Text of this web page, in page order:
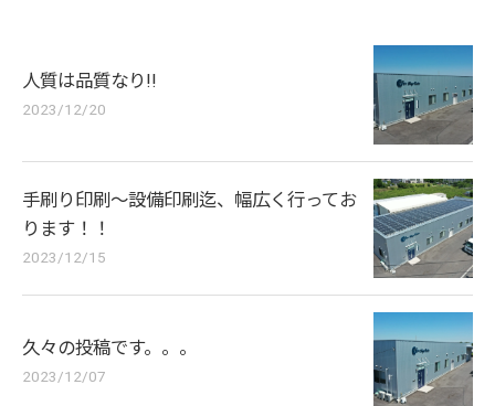
人質は品質なり!!
2023/12/20
手刷り印刷～設備印刷迄、幅広く行ってお
ります！！
2023/12/15
久々の投稿です。。。
2023/12/07